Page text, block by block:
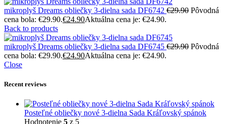
mikroplyš Dreams obliečky 3-dielna sada DF6742 €29.90 Pôvodná
cena bola: €29.90.€24.90Aktuálna cena je: €24.90.
Back to products
mikroplyš Dreams obliečky 3-dielna sada DF6745 €29.90 Pôvodná
cena bola: €29.90.€24.90Aktuálna cena je: €24.90.
Close
Recent reviews
Posteľné obliečky nové 3-dielna Sada Kráľovský spánok
Hodnotenie 5 z 5